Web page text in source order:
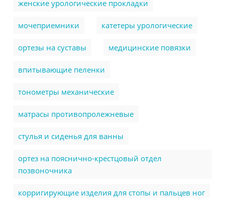
женские урологические прокладки
мочеприемники катетеры урологические
ортезы на суставы медицинские повязки
впитывающие пеленки
тонометры механические
матрасы противопролежневые
стулья и сиденья для ванны
ортез на пояснично-крестцовый отдел
позвоночника
корригирующие изделия для стопы и пальцев ног